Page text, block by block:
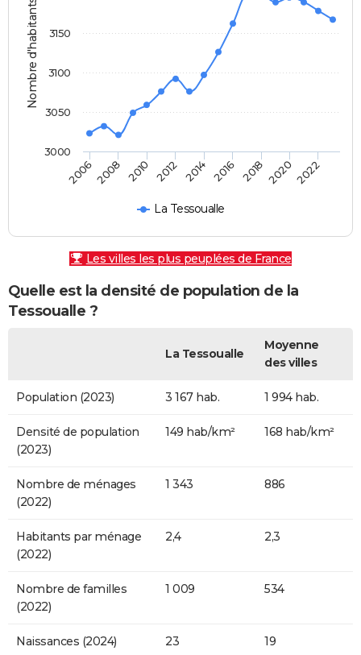
Nombre d'habitants
La Tessoualle
20062008 2010 2012 2014 2016 2018 20202022
3000
3050
3100
3150
Les villes les plus peuplées de France
Quelle est la densité de population de la
Tessoualle ?
La Tessoualle
Moyenne
des villes
Population (2023) 3 167 hab. 1 994 hab.
Densité de population
(2023)
149 hab/km² 168 hab/km²
Nombre de ménages
(2022)
1 343 886
Habitants par ménage
(2022)
2,4 2,3
Nombre de familles
(2022)
1 009 534
Naissances (2024) 23 19